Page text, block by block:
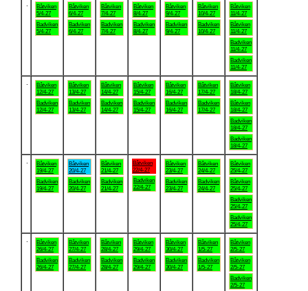
Båtviken
5/4-27
Badviken
5/4-27
Båtviken
6/4-27
Badviken
6/4-27
Båtviken
7/4-27
Badviken
7/4-27
Båtviken
8/4-27
Badviken
8/4-27
Båtviken
9/4-27
Badviken
9/4-27
Båtviken
10/4-27
Badviken
10/4-27
Båtviken
11/4-27
Båtviken
11/4-27
Badviken
11/4-27
Badviken
11/4-27
Båtviken
12/4-27
Badviken
12/4-27
Båtviken
13/4-27
Badviken
13/4-27
Båtviken
14/4-27
Badviken
14/4-27
Båtviken
15/4-27
Badviken
15/4-27
Båtviken
16/4-27
Badviken
16/4-27
Båtviken
17/4-27
Badviken
17/4-27
Båtviken
18/4-27
Båtviken
18/4-27
Badviken
18/4-27
Badviken
18/4-27
Båtviken
19/4-27
Badviken
19/4-27
Båtviken
20/4-27
Badviken
20/4-27
Båtviken
21/4-27
Badviken
21/4-27
Båtviken
22/4-27
Badviken
22/4-27
Båtviken
23/4-27
Badviken
23/4-27
Båtviken
24/4-27
Badviken
24/4-27
Båtviken
25/4-27
Båtviken
25/4-27
Badviken
25/4-27
Badviken
25/4-27
Båtviken
26/4-27
Badviken
26/4-27
Båtviken
27/4-27
Badviken
27/4-27
Båtviken
28/4-27
Badviken
28/4-27
Båtviken
29/4-27
Badviken
29/4-27
Båtviken
30/4-27
Badviken
30/4-27
Båtviken
1/5-27
Badviken
1/5-27
Båtviken
2/5-27
Båtviken
2/5-27
Badviken
2/5-27